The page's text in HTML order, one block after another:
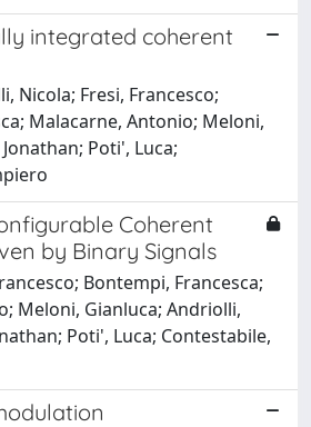
integrated coherent
Nicola; Fresi, Francesco;
Malacarne, Antonio; Meloni,
Poti', Luca;
Coherent
by Binary Signals
Bontempi, Francesca;
Meloni, Gianluca; Andriolli,
Poti', Luca; Contestabile,